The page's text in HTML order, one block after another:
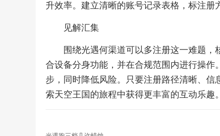
升效率。建立清晰的账号记录表格，标注册
见解汇集
围绕光遇何渠道可以多注册这一难题
合设备分身功能，并在合规范围内进行操
步，同时降低风险。只要注册路径清晰、
索天空王国的旅程中获得更丰富的互动乐趣。